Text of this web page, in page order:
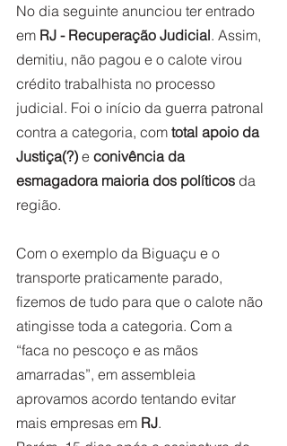
No dia seguinte anunciou ter entrado
em RJ - Recuperação Judicial. Assim,
demitiu, não pagou e o calote virou
crédito trabalhista no processo
judicial. Foi o início da guerra patronal
contra a categoria, com total apoio da
Justiça(?) e conivência da
esmagadora maioria dos políticos da
região.
Com o exemplo da Biguaçu e o
transporte praticamente parado,
fizemos de tudo para que o calote não
atingisse toda a categoria. Com a
“faca no pescoço e as mãos
amarradas”, em assembleia
aprovamos acordo tentando evitar
mais empresas em RJ.